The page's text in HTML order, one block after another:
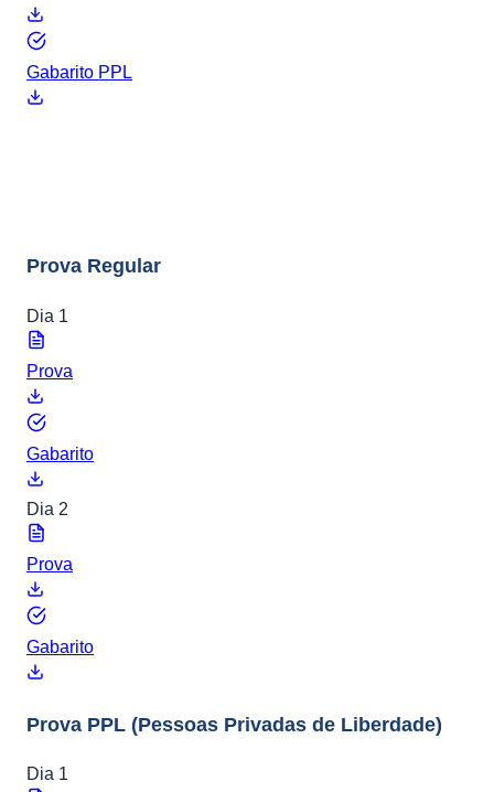
Gabarito PPL
Prova Regular
Dia 1
Prova
Gabarito
Dia 2
Prova
Gabarito
Prova PPL (Pessoas Privadas de Liberdade)
Dia 1